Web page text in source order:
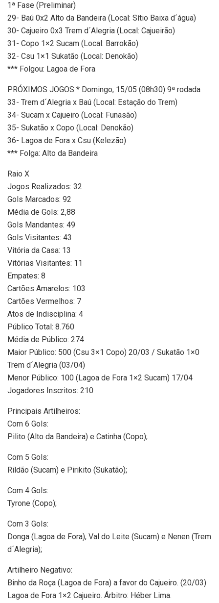
1ª Fase (Preliminar)
29- Baú 0x2 Alto da Bandeira (Local: Sítio Baixa d´água)
30- Cajueiro 0x3 Trem d´Alegria (Local: Cajueirão)
31- Copo 1×2 Sucam (Local: Barrokão)
32- Csu 1×1 Sukatão (Local: Denokão)
*** Folgou: Lagoa de Fora
PRÓXIMOS JOGOS * Domingo, 15/05 (08h30) 9ª rodada
33- Trem d´Alegria x Baú (Local: Estação do Trem)
34- Sucam x Cajueiro (Local: Funasão)
35- Sukatão x Copo (Local: Denokão)
36- Lagoa de Fora x Csu (Kelezão)
*** Folga: Alto da Bandeira
Raio X
Jogos Realizados: 32
Gols Marcados: 92
Média de Gols: 2,88
Gols Mandantes: 49
Gols Visitantes: 43
Vitória da Casa: 13
Vitórias Visitantes: 11
Empates: 8
Cartões Amarelos: 103
Cartões Vermelhos: 7
Atos de Indisciplina: 4
Público Total: 8.760
Média de Público: 274
Maior Público: 500 (Csu 3×1 Copo) 20/03 / Sukatão 1×0
Trem d´Alegria (03/04)
Menor Público: 100 (Lagoa de Fora 1×2 Sucam) 17/04
Jogadores Inscritos: 210
Principais Artilheiros:
Com 6 Gols:
Pilito (Alto da Bandeira) e Catinha (Copo);
Com 5 Gols:
Rildão (Sucam) e Pirikito (Sukatão);
Com 4 Gols:
Tyrone (Copo);
Com 3 Gols:
Donga (Lagoa de Fora), Val do Leite (Sucam) e Nenen (Trem
d´Alegria);
Artilheiro Negativo:
Binho da Roça (Lagoa de Fora) a favor do Cajueiro. (20/03)
Lagoa de Fora 1×2 Cajueiro. Árbitro: Héber Lima.